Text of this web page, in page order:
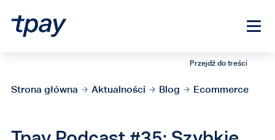
Przejdź do treści
Strona główna Aktualności Blog Ecommerce